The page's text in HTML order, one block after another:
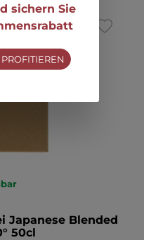
sichern Sie
Japanese Blended
50cl